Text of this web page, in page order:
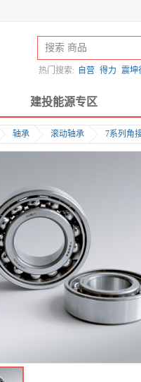
热门搜索: 自营 得力 震坤
建投能源专区
轴承 滚动轴承 7系列角